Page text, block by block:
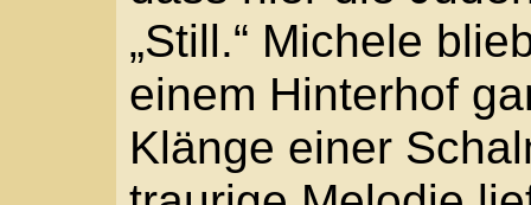
blickte das glühende
Ghetto. Dazu weinte
sah sich um, fand
erkannte er nur